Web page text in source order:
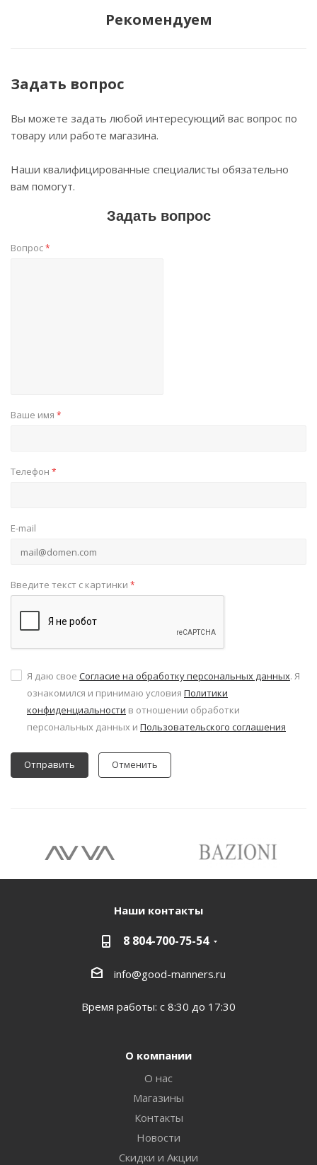
Рекомендуем
Задать вопрос
Вы можете задать любой интересующий вас вопрос по
товару или работе магазина.
Наши квалифицированные специалисты обязательно
вам помогут.
Задать вопрос
Вопрос*
Ваше имя *
Телефон *
E-mail
Введите текст с картинки *
Я даю свое Согласие на обработку персональных данных. Я
ознакомился и принимаю условия Политики
конфиденциальности в отношении обработки
персональных данных и Пользовательского соглашения
Отменить
Наши контакты
8 804-700-75-54
info@good-manners.ru
Время работы: с 8:30 до 17:30
О компании
О нас
Магазины
Контакты
Новости
Скидки и Акции